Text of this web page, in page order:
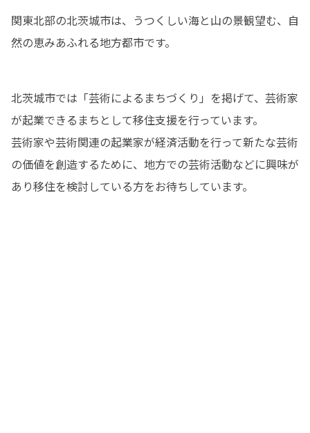
関東北部の北茨城市は、うつくしい海と山の景観望む、自
然の恵みあふれる地方都市です。
北茨城市では「芸術によるまちづくり」を掲げて、芸術家
が起業できるまちとして移住⽀援を⾏っています。
芸術家や芸術関連の起業家が経済活動を⾏って新たな芸術
の価値を創造するために、地⽅での芸術活動などに興味が
あり移住を検討している⽅をお待ちしています。